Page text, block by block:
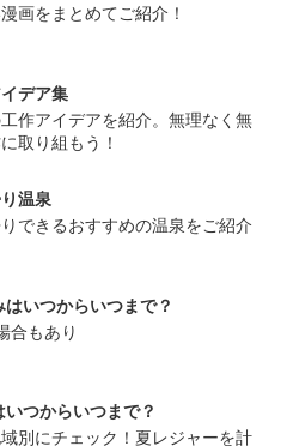
画をまとめてご紹介！
デア集
作アイデアを紹介。無理なく無
取り組もう！
温泉
できるおすすめの温泉をご紹介
いつからいつまで？
合もあり
つからいつまで？
別にチェック！夏レジャーを計